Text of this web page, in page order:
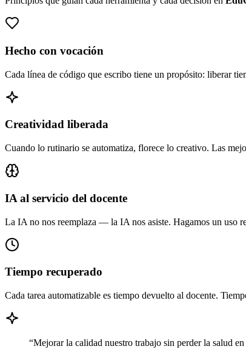
Hecho con vocación
Cada línea de código que escribo tiene un propósito: liberar
Creatividad liberada
Cuando lo rutinario se automatiza, florece lo creativo. Las
IA al servicio del docente
La IA no nos reemplaza — la IA nos asiste. Hagamos un uso
Tiempo recuperado
Cada tarea automatizable es tiempo devuelto al docente.
“Mejorar la calidad nuestro trabajo sin perder la salud